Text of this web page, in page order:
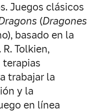
Juegos clásicos
(Dragones
basado en la
Tolkien,
trabajar la
y la
en línea